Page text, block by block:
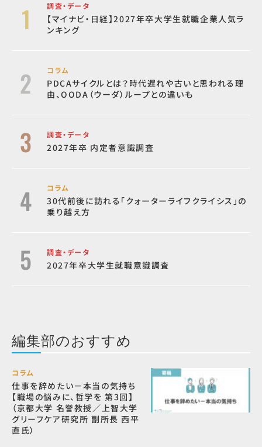
調査・データ
【マイナビ・日経】2027年卒大学生就職企業人気ラ
ンキング
コラム
PDCAサイクルとは？時代遅れや古いと思われる理
由、OODA（ウーダ）ループとの違いも
調査・データ
2027年卒 内定者意識調査
コラム
30代前後に訪れる「クォーターライフクライシス」の
乗り越え方
調査・データ
2027年卒大学生就職意識調査
編集部のおすすめ
コラム
仕事を辞めたい－本当の気持ち
【職場の悩みに、哲学を 第3回】
（京都大学 名誉教授／上智大学
グリーフケア研究所 副所長 西平
直氏）